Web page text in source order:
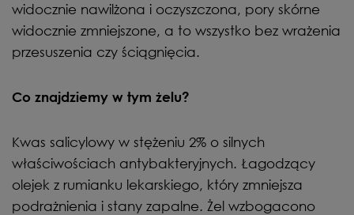
widocznie nawilżona i oczyszczona, pory skórne
widocznie zmniejszone, a to wszystko bez wrażenia
przesuszenia czy ściągnięcia.
Co znajdziemy w tym żelu?
Kwas salicylowy w stężeniu 2% o silnych
właściwościach antybakteryjnych. Łagodzący
olejek z rumianku lekarskiego, który zmniejsza
podrażnienia i stany zapalne. Żel wzbogacono